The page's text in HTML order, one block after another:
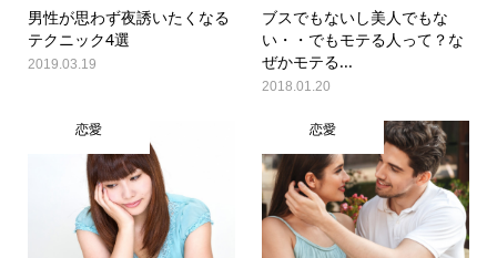
男性が思わず夜誘いたくなる
テクニック4選
2019.03.19
ブスでもないし美人でもな
い・・でもモテる人って？な
ぜかモテる...
2018.01.20
恋愛 恋愛